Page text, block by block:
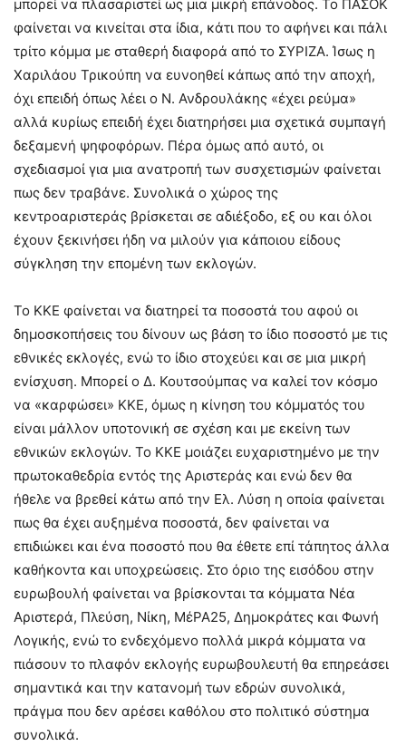
μπορεί να πλασαριστεί ως μια μικρή επάνοδος. Το ΠΑΣΟΚ
φαίνεται να κινείται στα ίδια, κάτι που το αφήνει και πάλι
τρίτο κόμμα με σταθερή διαφορά από το ΣΥΡΙΖΑ. Ίσως η
Χαριλάου Τρικούπη να ευνοηθεί κάπως από την αποχή,
όχι επειδή όπως λέει ο Ν. Ανδρουλάκης «έχει ρεύμα»
αλλά κυρίως επειδή έχει διατηρήσει μια σχετικά συμπαγή
δεξαμενή ψηφοφόρων. Πέρα όμως από αυτό, οι
σχεδιασμοί για μια ανατροπή των συσχετισμών φαίνεται
πως δεν τραβάνε. Συνολικά ο χώρος της
κεντροαριστεράς βρίσκεται σε αδιέξοδο, εξ ου και όλοι
έχουν ξεκινήσει ήδη να μιλούν για κάποιου είδους
σύγκληση την επομένη των εκλογών.
Το ΚΚΕ φαίνεται να διατηρεί τα ποσοστά του αφού οι
δημοσκοπήσεις του δίνουν ως βάση το ίδιο ποσοστό με τις
εθνικές εκλογές, ενώ το ίδιο στοχεύει και σε μια μικρή
ενίσχυση. Μπορεί ο Δ. Κουτσούμπας να καλεί τον κόσμο
να «καρφώσει» ΚΚΕ, όμως η κίνηση του κόμματός του
είναι μάλλον υποτονική σε σχέση και με εκείνη των
εθνικών εκλογών. Το ΚΚΕ μοιάζει ευχαριστημένο με την
πρωτοκαθεδρία εντός της Αριστεράς και ενώ δεν θα
ήθελε να βρεθεί κάτω από την Ελ. Λύση η οποία φαίνεται
πως θα έχει αυξημένα ποσοστά, δεν φαίνεται να
επιδιώκει και ένα ποσοστό που θα έθετε επί τάπητος άλλα
καθήκοντα και υποχρεώσεις. Στο όριο της εισόδου στην
ευρωβουλή φαίνεται να βρίσκονται τα κόμματα Νέα
Αριστερά, Πλεύση, Νίκη, ΜέΡΑ25, Δημοκράτες και Φωνή
Λογικής, ενώ το ενδεχόμενο πολλά μικρά κόμματα να
πιάσουν το πλαφόν εκλογής ευρωβουλευτή θα επηρεάσει
σημαντικά και την κατανομή των εδρών συνολικά,
πράγμα που δεν αρέσει καθόλου στο πολιτικό σύστημα
συνολικά.